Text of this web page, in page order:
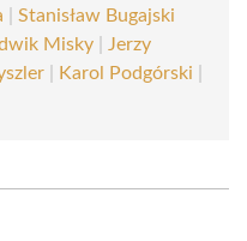
Stanisław Bugajski
Misky
Jerzy
Karol Podgórski